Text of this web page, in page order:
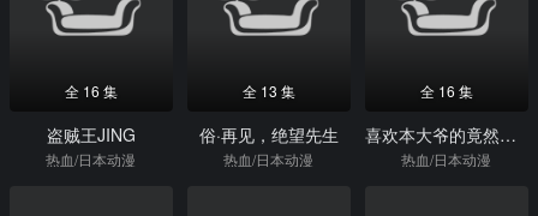
全 16 集
盗贼王JING
热血/日本动漫
全 13 集
俗·再见，绝望先生
热血/日本动漫
全 16 集
喜欢本大爷的竟然只有你一个？
热血/日本动漫